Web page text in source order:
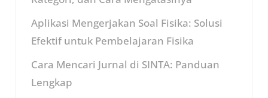
Aplikasi Mengerjakan Soal Fisika: Solusi
Efektif untuk Pembelajaran Fisika
Cara Mencari Jurnal di SINTA: Panduan
Lengkap